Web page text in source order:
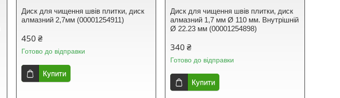
Диск для чищення швів плитки, диск
алмазний 2,7мм (00001254911)
450 ₴
Готово до відправки
Купити
Диск для чищення швів плитки, диск
алмазний 1,7 мм Ø 110 мм. Внутрішній
Ø 22.23 мм (00001254898)
340 ₴
Готово до відправки
Купити